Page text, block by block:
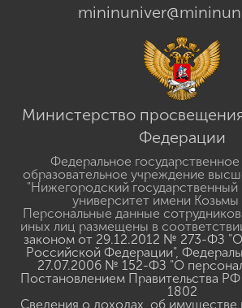
Министерство
Федерации
Федеральное
образовательное учреждение
"Нижегородский государственный
университет имени
Персональные данные
иных лиц размещены в
законом от 29.12.2012 № 273-ФЗ
Российской Федерации",
27.07.2006 № 152-ФЗ "О
Постановлением Правительства
1802
Сведения о доходах, об имуществе